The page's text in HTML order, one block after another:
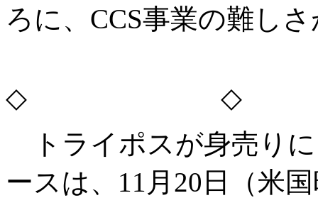
ろに、CCS事業の難し
◇ ◇
トライポスが身売り
ースは、11月20日（米